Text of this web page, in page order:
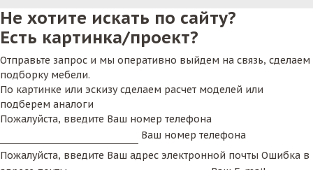
Не хотите искать по сайту?
Есть картинка/проект?
Отправьте запрос и мы оперативно выйдем на связь, сделаем
подборку мебели.
По картинке или эскизу сделаем расчет моделей или
подберем аналоги
Пожалуйста, введите Ваш номер телефона
Ваш номер телефона
Пожалуйста, введите Ваш адрес электронной почты Ошибка в